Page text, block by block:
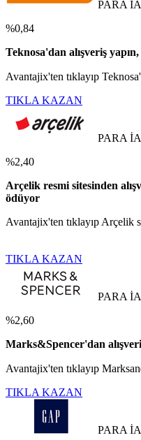
PARA
%0,84
Teknosa'dan alışveriş
Avantajix'ten tıklayıp
TIKLA KAZAN
PARA
%2,40
Arçelik resmi sitesinden
ödüyor
Avantajix'ten tıklayıp Arçelik
TIKLA KAZAN
PARA
%2,60
Marks&Spencer'dan
Avantajix'ten tıklayıp
TIKLA KAZAN
PARA